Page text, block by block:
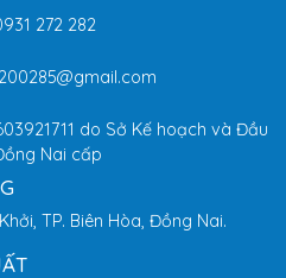
272 282
do Sở Kế hoạch và Đầu
Nai cấp
TP. Biên Hòa, Đồng Nai.